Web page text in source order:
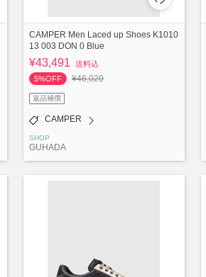
CAMPER Men Laced up Shoes K1010
13 003 DON 0 Blue
¥43,491
送料込
5%OFF
¥46,020
返品補償
CAMPER
SHOP
GUHADA